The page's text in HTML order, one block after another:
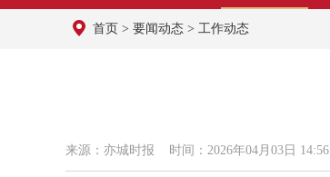
首页 > 要闻动态 > 工作动态
来源：亦城时报 时间：2026年04月03日 14:56